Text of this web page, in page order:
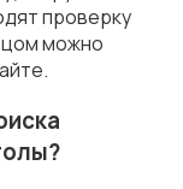
проверку
можно